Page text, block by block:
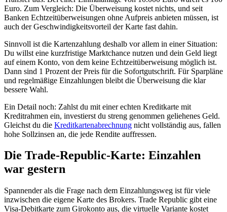
Euro. Zum Vergleich: Die Überweisung kostet nichts, und seit
Banken Echtzeitüberweisungen ohne Aufpreis anbieten müssen, ist
auch der Geschwindigkeitsvorteil der Karte fast dahin.
Sinnvoll ist die Kartenzahlung deshalb vor allem in einer Situation:
Du willst eine kurzfristige Marktchance nutzen und dein Geld liegt
auf einem Konto, von dem keine Echtzeitüberweisung möglich ist.
Dann sind 1 Prozent der Preis für die Sofortgutschrift. Für Sparpläne
und regelmäßige Einzahlungen bleibt die Überweisung die klar
bessere Wahl.
Ein Detail noch: Zahlst du mit einer echten Kreditkarte mit
Kreditrahmen ein, investierst du streng genommen geliehenes Geld.
Gleichst du die Kreditkartenabrechnung nicht vollständig aus, fallen
hohe Sollzinsen an, die jede Rendite auffressen.
Die Trade-Republic-Karte: Einzahlen
war gestern
Spannender als die Frage nach dem Einzahlungsweg ist für viele
inzwischen die eigene Karte des Brokers. Trade Republic gibt eine
Visa-Debitkarte zum Girokonto aus, die virtuelle Variante kostet